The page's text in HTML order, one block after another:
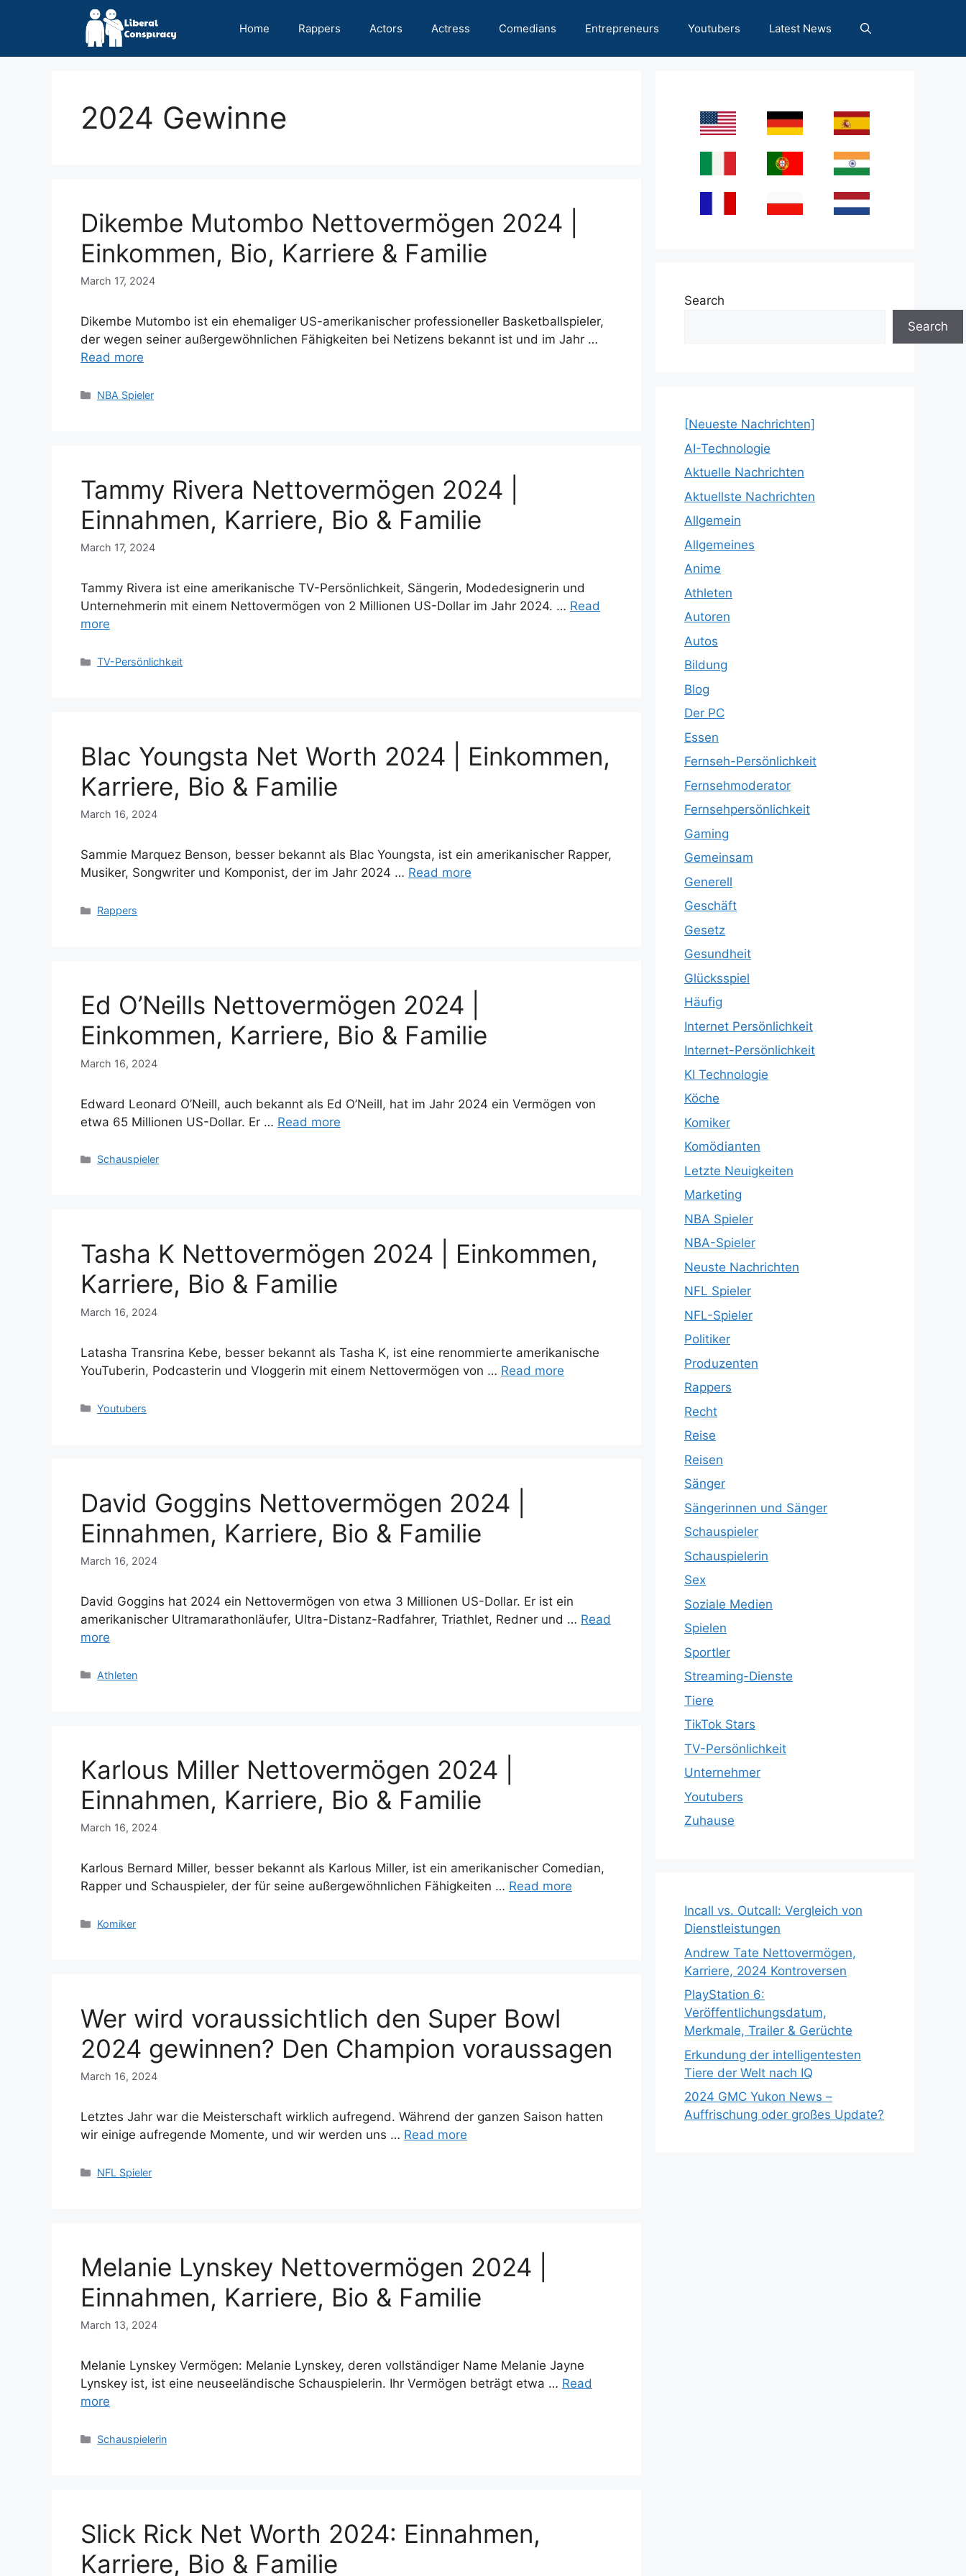
Home Rappers Actors Actress Comedians Entrepreneurs Youtubers Latest News
2024 Gewinne
Dikembe Mutombo Nettovermögen 2024 |
Einkommen, Bio, Karriere & Familie
March 17, 2024
Dikembe Mutombo ist ein ehemaliger US-amerikanischer professioneller Basketballspieler,
der wegen seiner außergewöhnlichen Fähigkeiten bei Netizens bekannt ist und im Jahr …
Read more
Categories
NBA Spieler
Tammy Rivera Nettovermögen 2024 |
Einnahmen, Karriere, Bio & Familie
March 17, 2024
Tammy Rivera ist eine amerikanische TV-Persönlichkeit, Sängerin, Modedesignerin und
Unternehmerin mit einem Nettovermögen von 2 Millionen US-Dollar im Jahr 2024. … Read
more
Categories
TV-Persönlichkeit
Blac Youngsta Net Worth 2024 | Einkommen,
Karriere, Bio & Familie
March 16, 2024
Sammie Marquez Benson, besser bekannt als Blac Youngsta, ist ein amerikanischer Rapper,
Musiker, Songwriter und Komponist, der im Jahr 2024 … Read more
Categories
Rappers
Ed O’Neills Nettovermögen 2024 |
Einkommen, Karriere, Bio & Familie
March 16, 2024
Edward Leonard O’Neill, auch bekannt als Ed O’Neill, hat im Jahr 2024 ein Vermögen von
etwa 65 Millionen US-Dollar. Er … Read more
Categories
Schauspieler
Tasha K Nettovermögen 2024 | Einkommen,
Karriere, Bio & Familie
March 16, 2024
Latasha Transrina Kebe, besser bekannt als Tasha K, ist eine renommierte amerikanische
YouTuberin, Podcasterin und Vloggerin mit einem Nettovermögen von … Read more
Categories
Youtubers
David Goggins Nettovermögen 2024 |
Einnahmen, Karriere, Bio & Familie
March 16, 2024
David Goggins hat 2024 ein Nettovermögen von etwa 3 Millionen US-Dollar. Er ist ein
amerikanischer Ultramarathonläufer, Ultra-Distanz-Radfahrer, Triathlet, Redner und … Read
more
Categories
Athleten
Karlous Miller Nettovermögen 2024 |
Einnahmen, Karriere, Bio & Familie
March 16, 2024
Karlous Bernard Miller, besser bekannt als Karlous Miller, ist ein amerikanischer Comedian,
Rapper und Schauspieler, der für seine außergewöhnlichen Fähigkeiten … Read more
Categories
Komiker
Wer wird voraussichtlich den Super Bowl
2024 gewinnen? Den Champion voraussagen
March 16, 2024
Letztes Jahr war die Meisterschaft wirklich aufregend. Während der ganzen Saison hatten
wir einige aufregende Momente, und wir werden uns … Read more
Categories
NFL Spieler
Melanie Lynskey Nettovermögen 2024 |
Einnahmen, Karriere, Bio & Familie
March 13, 2024
Melanie Lynskey Vermögen: Melanie Lynskey, deren vollständiger Name Melanie Jayne
Lynskey ist, ist eine neuseeländische Schauspielerin. Ihr Vermögen beträgt etwa … Read
more
Categories
Schauspielerin
Slick Rick Net Worth 2024: Einnahmen,
Karriere, Bio & Familie
Search
Search
[Neueste Nachrichten]
AI-Technologie
Aktuelle Nachrichten
Aktuellste Nachrichten
Allgemein
Allgemeines
Anime
Athleten
Autoren
Autos
Bildung
Blog
Der PC
Essen
Fernseh-Persönlichkeit
Fernsehmoderator
Fernsehpersönlichkeit
Gaming
Gemeinsam
Generell
Geschäft
Gesetz
Gesundheit
Glücksspiel
Häufig
Internet Persönlichkeit
Internet-Persönlichkeit
KI Technologie
Köche
Komiker
Komödianten
Letzte Neuigkeiten
Marketing
NBA Spieler
NBA-Spieler
Neuste Nachrichten
NFL Spieler
NFL-Spieler
Politiker
Produzenten
Rappers
Recht
Reise
Reisen
Sänger
Sängerinnen und Sänger
Schauspieler
Schauspielerin
Sex
Soziale Medien
Spielen
Sportler
Streaming-Dienste
Tiere
TikTok Stars
TV-Persönlichkeit
Unternehmer
Youtubers
Zuhause
Incall vs. Outcall: Vergleich von
Dienstleistungen
Andrew Tate Nettovermögen,
Karriere, 2024 Kontroversen
PlayStation 6:
Veröffentlichungsdatum,
Merkmale, Trailer & Gerüchte
Erkundung der intelligentesten
Tiere der Welt nach IQ
2024 GMC Yukon News –
Auffrischung oder großes Update?